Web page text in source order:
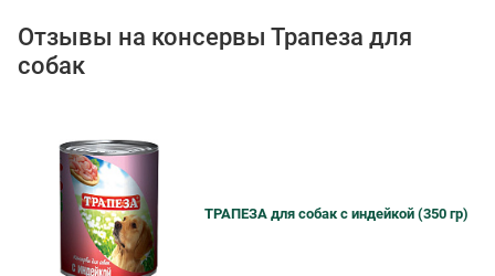
Отзывы на консервы Трапеза для
собак
ТРАПЕЗА для собак с индейкой (350 гр)